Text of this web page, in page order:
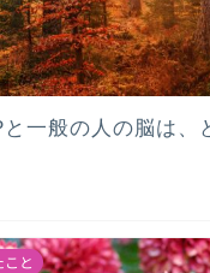
と一般の人の脳は、
と